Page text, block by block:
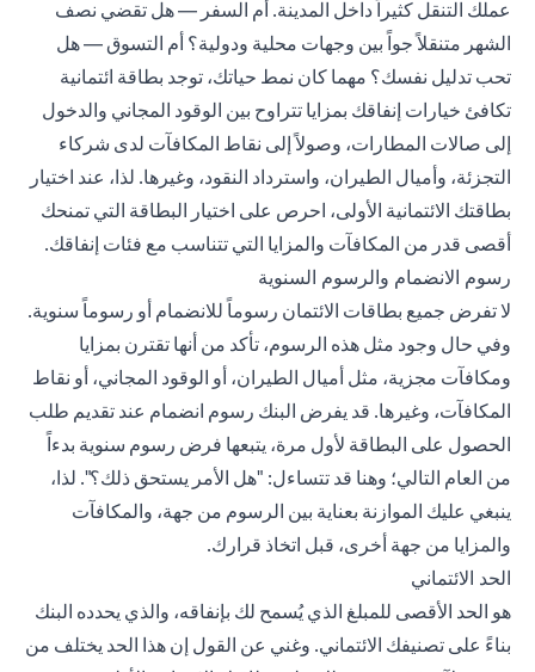
عملك التنقل كثيراً داخل المدينة. أم السفر — هل تقضي نصف
الشهر متنقلاً جواً بين وجهات محلية ودولية؟ أم التسوق — هل
تحب تدليل نفسك؟ مهما كان نمط حياتك، توجد بطاقة ائتمانية
تكافئ خيارات إنفاقك بمزايا تتراوح بين الوقود المجاني والدخول
إلى صالات المطارات، وصولاً إلى نقاط المكافآت لدى شركاء
التجزئة، وأميال الطيران، واسترداد النقود، وغيرها. لذا، عند اختيار
بطاقتك الائتمانية الأولى، احرص على اختيار البطاقة التي تمنحك
أقصى قدر من المكافآت والمزايا التي تتناسب مع فئات إنفاقك.
رسوم الانضمام والرسوم السنوية
لا تفرض جميع بطاقات الائتمان رسوماً للانضمام أو رسوماً سنوية.
وفي حال وجود مثل هذه الرسوم، تأكد من أنها تقترن بمزايا
ومكافآت مجزية، مثل أميال الطيران، أو الوقود المجاني، أو نقاط
المكافآت، وغيرها. قد يفرض البنك رسوم انضمام عند تقديم طلب
الحصول على البطاقة لأول مرة، يتبعها فرض رسوم سنوية بدءاً
من العام التالي؛ وهنا قد تتساءل: "هل الأمر يستحق ذلك؟". لذا،
ينبغي عليك الموازنة بعناية بين الرسوم من جهة، والمكافآت
والمزايا من جهة أخرى، قبل اتخاذ قرارك.
الحد الائتماني
هو الحد الأقصى للمبلغ الذي يُسمح لك بإنفاقه، والذي يحدده البنك
بناءً على تصنيفك الائتماني. وغني عن القول إن هذا الحد يختلف من